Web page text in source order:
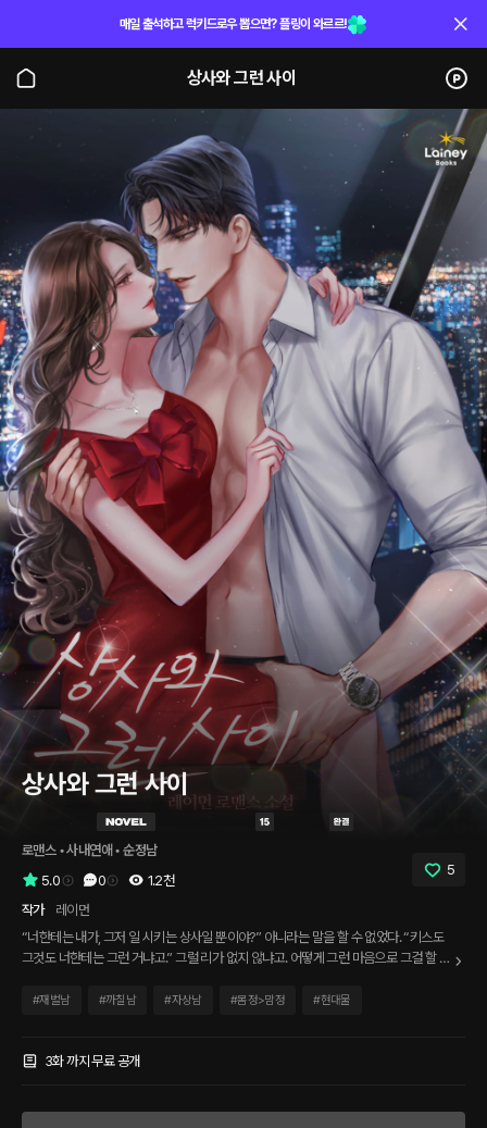
매일 출석하고 럭키드로우 뽑으면? 플링이 와르르!
상사와 그런 사이
상사와 그런 사이
로맨스 • 사내연애 • 순정남
5.0
0 1.2천
5
작가
레이먼
“너한테는 내가, 그저 일 시키는 상사일 뿐이야?” 아니라는 말을 할 수 없었다. “키스도
그것도 너한테는 그런 거냐고.” 그럴 리가 없지 않냐고. 어떻게 그런 마음으로 그걸 할 수
켰던 마음은. 그의 한 마디 한 마디에 바스라졌다. 그가 지나가기만 해도 숨이 막혔다. 상
다. 결국 당신은 내 마음을 찢을 테니까. 나는 짓밟혀서 숨도 못 쉴 때 당신은 나 따위는
#재벌남 #까칠남 #자상남 #몸정>맘정 #현대물
3화 까지 무료 공개